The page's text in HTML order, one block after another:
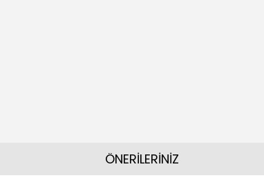
ÖNERİLERİNİZ